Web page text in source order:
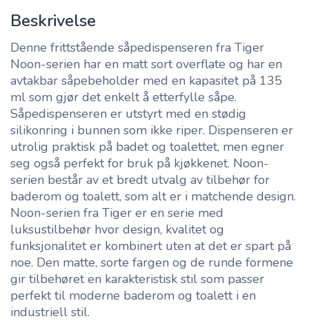
Beskrivelse
Denne frittstående såpedispenseren fra Tiger
Noon-serien har en matt sort overflate og har en
avtakbar såpebeholder med en kapasitet på 135
ml som gjør det enkelt å etterfylle såpe.
Såpedispenseren er utstyrt med en stødig
silikonring i bunnen som ikke riper. Dispenseren er
utrolig praktisk på badet og toalettet, men egner
seg også perfekt for bruk på kjøkkenet. Noon-
serien består av et bredt utvalg av tilbehør for
baderom og toalett, som alt er i matchende design.
Noon-serien fra Tiger er en serie med
luksustilbehør hvor design, kvalitet og
funksjonalitet er kombinert uten at det er spart på
noe. Den matte, sorte fargen og de runde formene
gir tilbehøret en karakteristisk stil som passer
perfekt til moderne baderom og toalett i en
industriell stil.